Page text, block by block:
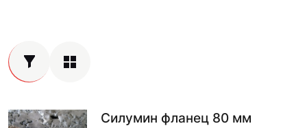
Силумин фланец 80 мм